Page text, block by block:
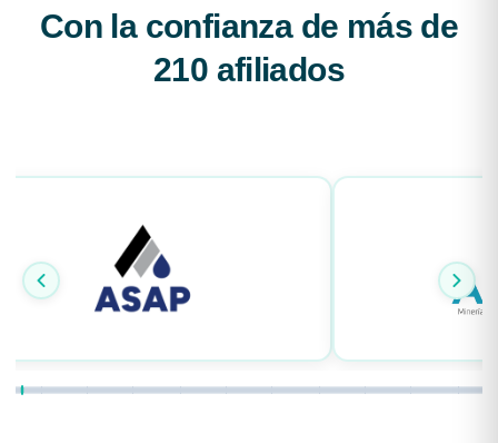
Con la confianza de más de
210 afiliados